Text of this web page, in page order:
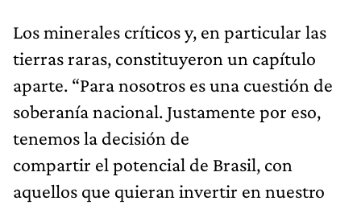
Los minerales críticos y, en particular las
tierras raras, constituyeron un capítulo
aparte. “Para nosotros es una cuestión de
soberanía nacional. Justamente por eso,
tenemos la decisión de
compartir el potencial de Brasil, con
aquellos que quieran invertir en nuestro